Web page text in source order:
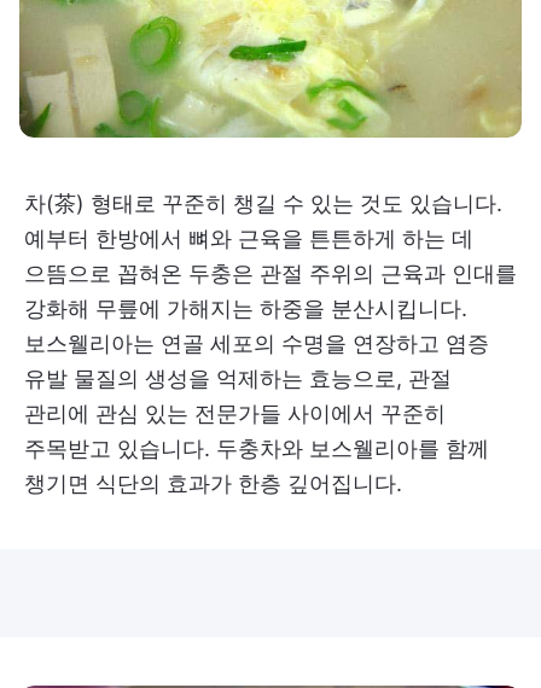
차(茶) 형태로 꾸준히 챙길 수 있는 것도 있습니다.
예부터 한방에서 뼈와 근육을 튼튼하게 하는 데
으뜸으로 꼽혀온 두충은 관절 주위의 근육과 인대를
강화해 무릎에 가해지는 하중을 분산시킵니다.
보스웰리아는 연골 세포의 수명을 연장하고 염증
유발 물질의 생성을 억제하는 효능으로, 관절
관리에 관심 있는 전문가들 사이에서 꾸준히
주목받고 있습니다. 두충차와 보스웰리아를 함께
챙기면 식단의 효과가 한층 깊어집니다.